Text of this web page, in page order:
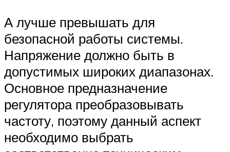
А лучше превышать для
безопасной работы системы.
Напряжение должно быть в
допустимых широких диапазонах.
Основное предназначение
регулятора преобразовывать
частоту, поэтому данный аспект
необходимо выбрать